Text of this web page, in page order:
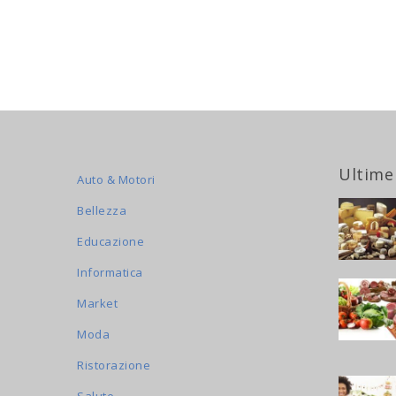
Auto & Motori
Bellezza
Educazione
Informatica
Market
Moda
Ristorazione